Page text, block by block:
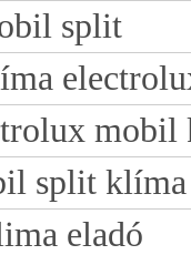
split
mobil
split
eladó